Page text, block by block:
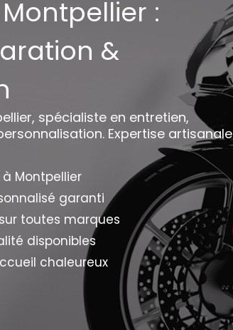
:
&
spécialiste en entretien,
Expertise artisanale
Montpellier
garanti
toutes marques
disponibles
chaleureux